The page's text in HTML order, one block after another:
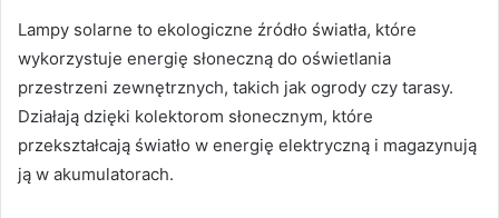
Lampy solarne to ekologiczne źródło światła, które
wykorzystuje energię słoneczną do oświetlania
przestrzeni zewnętrznych, takich jak ogrody czy tarasy.
Działają dzięki kolektorom słonecznym, które
przekształcają światło w energię elektryczną i magazynują
ją w akumulatorach.